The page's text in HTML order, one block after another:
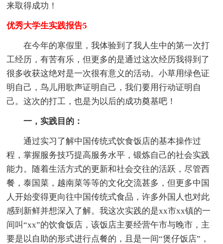
来取得成功！
优秀大学生实践报告5
在今年的寒假里，我体验到了我人生中的第一次打
工经历，有苦有乐，但更多的是通过这次经历我得到了
很多收获这绝对是一次很有意义的活动。小草用绿色证
明自己，鸟儿用歌声证明自己，我们要用行动证明自
己。这次的打工，也是为以后的成功奠基吧！
一，实践目的：
通过实习了解中国传统式饮食饭店的基本操作过
程，掌握服务技巧提高服务水平，锻炼自己的社会实践
能力。随着生活方式的更新和社会交往的活跃，尽管西
餐，泰国菜，越南菜等等的文化交流甚多，但更多中国
人开始变得更向往中国传统式食品，许多外国人也对此
感到新鲜并想深入了解。我这次实践的是xx市xx镇的一
间叫“xx”的饮食饭店，该饭店主要经营午市与晚市，主
要是以自助的形式进行点餐的，且是一间“煲仔饭店”，